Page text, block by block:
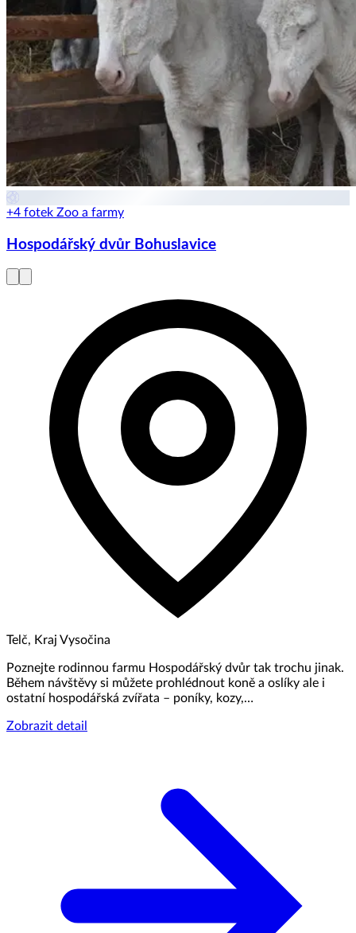
+4 fotek Zoo a farmy
Hospodářský dvůr Bohuslavice
Telč, Kraj Vysočina
Poznejte rodinnou farmu Hospodářský dvůr tak trochu jinak.
Během návštěvy si můžete prohlédnout koně a oslíky ale i
ostatní hospodářská zvířata – poníky, kozy,…
Zobrazit detail